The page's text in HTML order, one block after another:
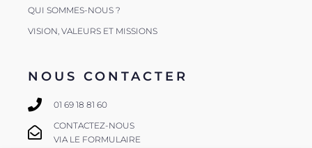
QUI SOMMES-NOUS ?
VISION, VALEURS ET MISSIONS
NOUS CONTACTER
01 69 18 81 60
CONTACTEZ-NOUS
VIA LE FORMULAIRE